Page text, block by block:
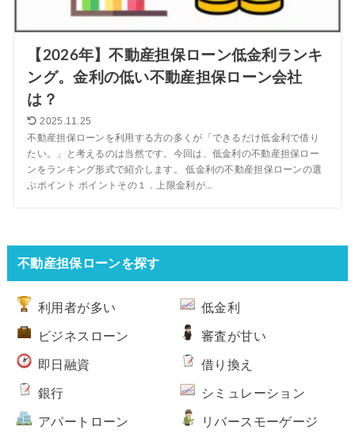
【2026年】不動産担保ローン低金利ランキ
ング。金利の低い不動産担保ローン会社
は？
2025.11.25
不動産担保ローンを利用する方の多くが「できるだけ低金利で借り
たい。」と考えるのは当然です。今回は、低金利の不動産担保ロー
ンをランキング形式で紹介します。 低金利の不動産担保ローンの選
ぶポイント ポイントその１．上限金利が...
不動産担保ローンを探す
利用者が多い 低金利
ビジネスローン 審査が甘い
即日融資 借り換え
銀行 シミュレーション
アパートローン リバースモーゲージ